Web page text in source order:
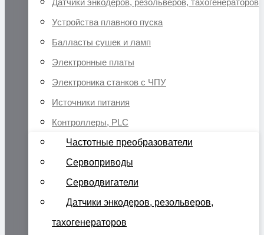
Датчики энкодеров, резольверов, тахогенераторов
Устройства плавного пуска
Балласты сушек и ламп
Электронные платы
Электроника станков с ЧПУ
Источники питания
Контроллеры, PLC
Частотные преобразователи
Сервоприводы
Серводвигатели
Датчики энкодеров, резольверов,
тахогенераторов